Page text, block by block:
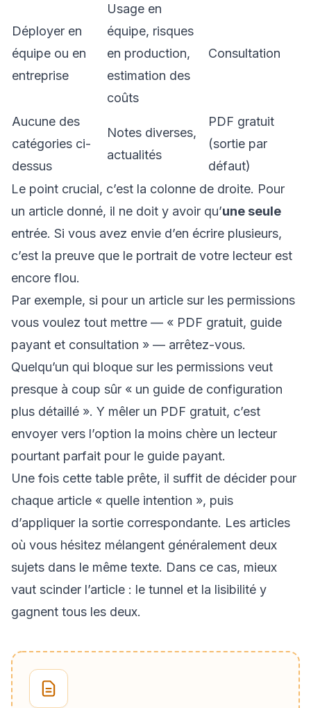
Déployer en
équipe ou en
entreprise
Usage en
équipe, risques
en production,
estimation des
coûts
Consultation
Aucune des
catégories ci-
dessus
Notes diverses,
actualités
PDF gratuit
(sortie par
défaut)
Le point crucial, c’est la colonne de droite. Pour
un article donné, il ne doit y avoir qu’une seule
entrée. Si vous avez envie d’en écrire plusieurs,
c’est la preuve que le portrait de votre lecteur est
encore flou.
Par exemple, si pour un article sur les permissions
vous voulez tout mettre — « PDF gratuit, guide
payant et consultation » — arrêtez-vous.
Quelqu’un qui bloque sur les permissions veut
presque à coup sûr « un guide de configuration
plus détaillé ». Y mêler un PDF gratuit, c’est
envoyer vers l’option la moins chère un lecteur
pourtant parfait pour le guide payant.
Une fois cette table prête, il suffit de décider pour
chaque article « quelle intention », puis
d’appliquer la sortie correspondante. Les articles
où vous hésitez mélangent généralement deux
sujets dans le même texte. Dans ce cas, mieux
vaut scinder l’article : le tunnel et la lisibilité y
gagnent tous les deux.